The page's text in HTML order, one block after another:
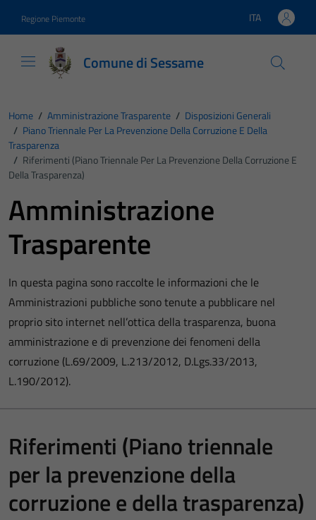
Regione Piemonte Lingua attiva:
ITA
Comune di Sessame
Home / Amministrazione Trasparente / Disposizioni Generali
/ Piano Triennale Per La Prevenzione Della Corruzione E Della
Trasparenza
/ Riferimenti (Piano Triennale Per La Prevenzione Della Corruzione E
Della Trasparenza)
Amministrazione
Trasparente
In questa pagina sono raccolte le informazioni che le
Amministrazioni pubbliche sono tenute a pubblicare nel
proprio sito internet nell’ottica della trasparenza, buona
amministrazione e di prevenzione dei fenomeni della
corruzione (L.69/2009, L.213/2012, D.Lgs.33/2013,
L.190/2012).
Riferimenti (Piano triennale
per la prevenzione della
corruzione e della trasparenza)